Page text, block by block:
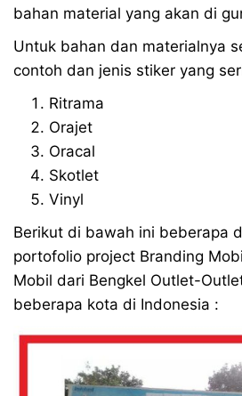
bahan material yang akan di
Untuk bahan dan materialnya
contoh dan jenis stiker yang
Ritrama
Orajet
Oracal
Skotlet
Vinyl
Berikut di bawah ini beberapa
portofolio project Branding
Mobil dari Bengkel Outlet-
beberapa kota di Indonesia :